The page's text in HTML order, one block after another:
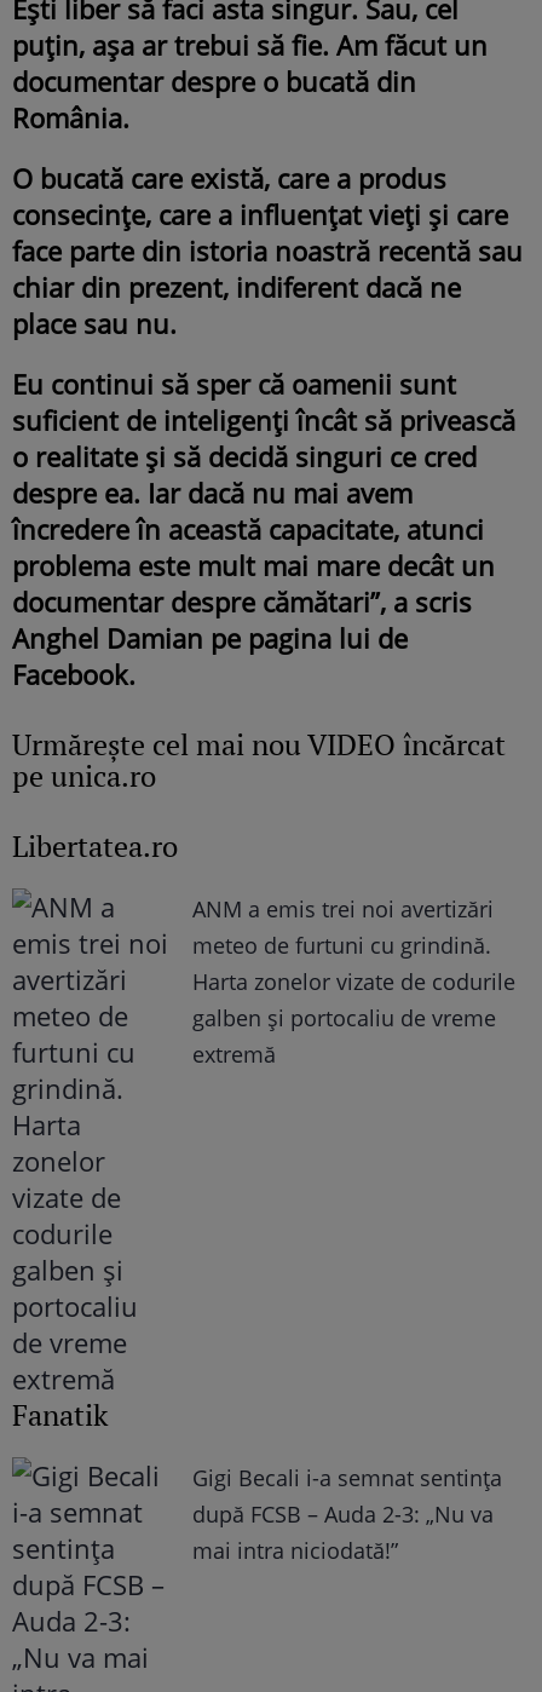
Ești liber să faci asta singur. Sau, cel
puțin, așa ar trebui să fie. Am făcut un
documentar despre o bucată din
România.
O bucată care există, care a produs
consecințe, care a influențat vieți și care
face parte din istoria noastră recentă sau
chiar din prezent, indiferent dacă ne
place sau nu.
Eu continui să sper că oamenii sunt
suficient de inteligenți încât să privească
o realitate și să decidă singuri ce cred
despre ea. Iar dacă nu mai avem
încredere în această capacitate, atunci
problema este mult mai mare decât un
documentar despre cămătari”, a scris
Anghel Damian pe pagina lui de
Facebook.
Urmăreşte cel mai nou VIDEO încărcat
pe unica.ro
Libertatea.ro
ANM a emis trei noi avertizări
meteo de furtuni cu grindină.
Harta zonelor vizate de codurile
galben și portocaliu de vreme
extremă
Fanatik
Gigi Becali i-a semnat sentința
după FCSB – Auda 2-3: „Nu va
mai intra niciodată!”